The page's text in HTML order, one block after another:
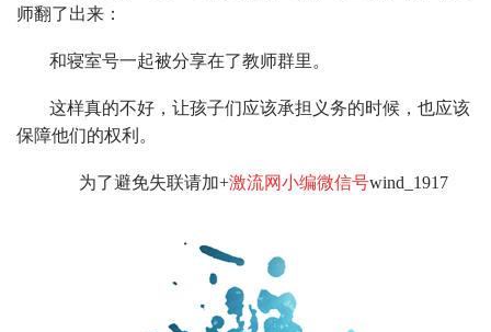
师翻了出来：
和寝室号一起被分享在了教师群里。
这样真的不好，让孩子们应该承担义务的时候，也应该
保障他们的权利。
为了避免失联请加+激流网小编微信号wind_1917